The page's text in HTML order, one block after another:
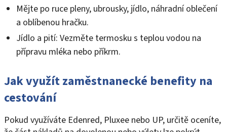
Mějte po ruce pleny, ubrousky, jídlo, náhradní oblečení
a oblíbenou hračku.
Jídlo a pití: Vezměte termosku s teplou vodou na
přípravu mléka nebo příkrm.
Jak využít zaměstnanecké benefity na
cestování
Pokud využíváte Edenred, Pluxee nebo UP, určitě oceníte,